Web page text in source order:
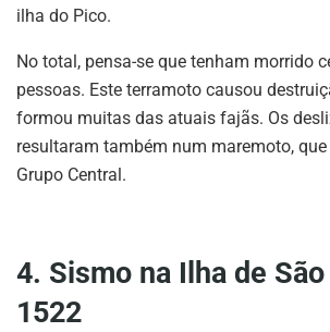
ilha do Pico.
No total, pensa-se que tenham morrido
pessoas. Este terramoto causou
formou muitas das atuais fajãs. Os
resultaram também num maremoto,
Grupo Central.
4. Sismo na Ilha de
1522